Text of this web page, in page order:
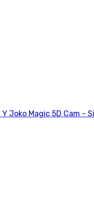
Y Joko Magic 5D Cam -